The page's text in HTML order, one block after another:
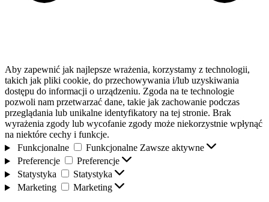
Aby zapewnić jak najlepsze wrażenia, korzystamy z technologii,
takich jak pliki cookie, do przechowywania i/lub uzyskiwania
dostępu do informacji o urządzeniu. Zgoda na te technologie
pozwoli nam przetwarzać dane, takie jak zachowanie podczas
przeglądania lub unikalne identyfikatory na tej stronie. Brak
wyrażenia zgody lub wycofanie zgody może niekorzystnie wpłynąć
na niektóre cechy i funkcje.
Funkcjonalne
Funkcjonalne Zawsze aktywne
Preferencje
Preferencje
Statystyka
Statystyka
Marketing
Marketing